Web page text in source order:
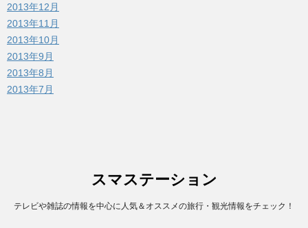
2013年12月
2013年11月
2013年10月
2013年9月
2013年8月
2013年7月
スマステーション
テレビや雑誌の情報を中心に人気＆オススメの旅行・観光情報をチェック！